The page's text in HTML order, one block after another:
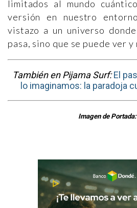
limitados al mundo
versión en nuestro
vistazo a un universo
pasa, sino que se puede ver y
También en Pijama Surf:El
lo imaginamos: la paradoja
Imagen de